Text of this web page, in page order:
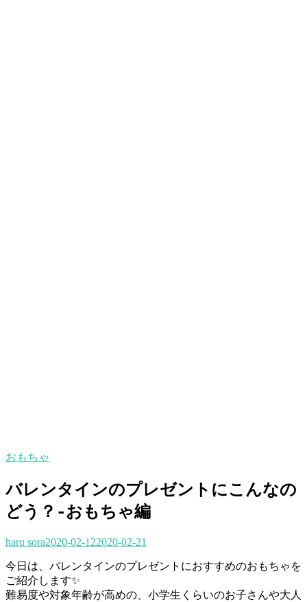
おもちゃ
バレンタインのプレゼントにこんなの
どう？-おもちゃ編
haru sora2020-02-122020-02-21
今日は、バレンタインのプレゼントにおすすめのおもちゃを
ご紹介します✨
難易度や対象年齢が高めの、小学生くらいのお子さんや大人